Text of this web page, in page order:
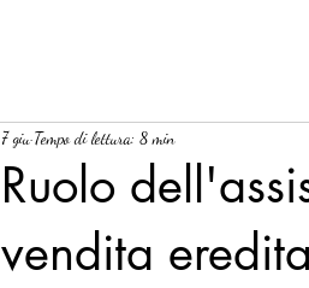
Ruolo
vendita
7 giu Tempo di lettura: 8 min